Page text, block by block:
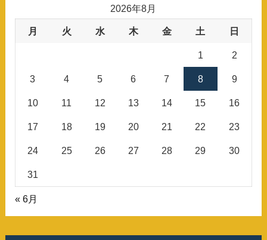
2026年8月
月 火 水 木 金 土 日
1 2
3 4 5 6 7 8 9
10 11 12 13 14 15 16
17 18 19 20 21 22 23
24 25 26 27 28 29 30
31
« 6月